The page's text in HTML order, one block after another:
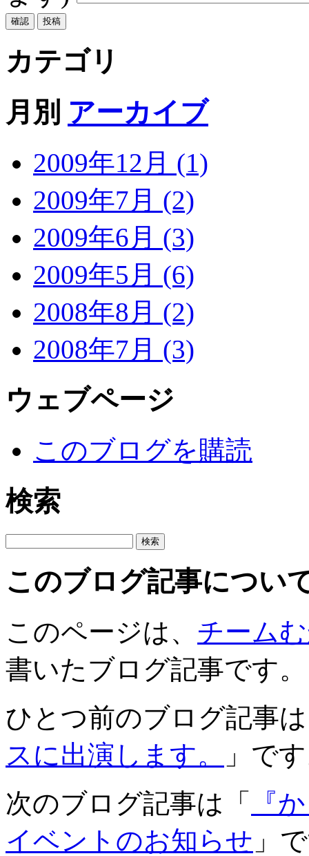
カテゴリ
月別 アーカイブ
2009年12月 (1)
2009年7月 (2)
2009年6月 (3)
2009年5月 (6)
2008年8月 (2)
2008年7月 (3)
ウェブページ
このブログを購読
検索
このブログ記事につい
このページは、 チーム
書いたブログ記事です。
ひとつ前のブログ記事
スに出演します。
」で
次のブログ記事は「
『
イベントのお知らせ 」